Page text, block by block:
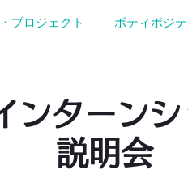
プロジェクト ボティポジ
ターンシ
説明会